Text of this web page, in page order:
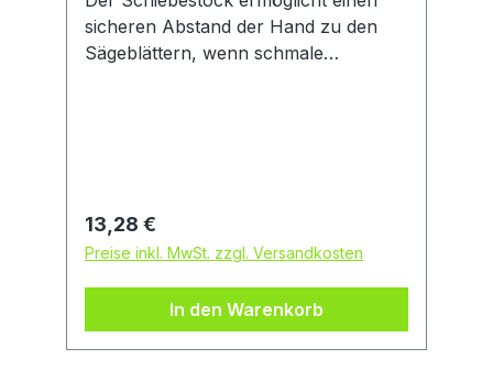
sicheren Abstand der Hand zu den
Sägeblättern, wenn schmale
werden. Passend zu: GTS 10
Professional.
Regulärer Preis:
13,28 €
Preise inkl. MwSt. zzgl. Versandkosten
In den Warenkorb